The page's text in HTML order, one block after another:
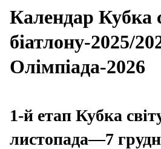
Календар Кубка
біатлону-2025/
Олімпіада-2026
1-й етап Кубка
листопада—7